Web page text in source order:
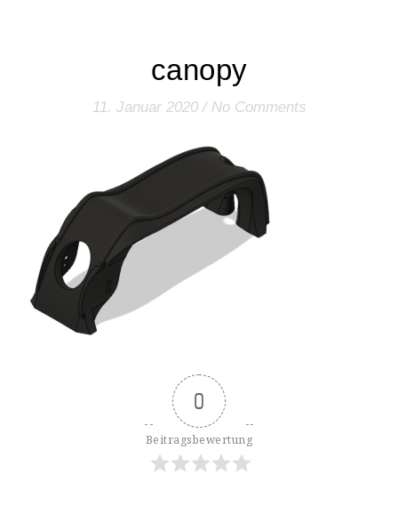
canopy
11. Januar 2020 / No Comments
0
Beitragsbewertung